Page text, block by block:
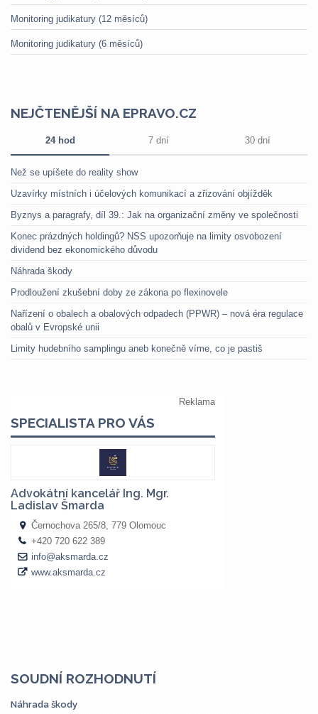
Monitoring judikatury (12 měsíců)
Monitoring judikatury (6 měsíců)
NEJČTENĚJŠÍ NA EPRAVO.CZ
24 hod 7 dní 30 dní
Než se upíšete do reality show
Uzavírky místních i účelových komunikací a zřizování objížděk
Byznys a paragrafy, díl 39.: Jak na organizační změny ve společnosti
Konec prázdných holdingů? NSS upozorňuje na limity osvobození
dividend bez ekonomického důvodu
Náhrada škody
Prodloužení zkušební doby ze zákona po flexinovele
Nařízení o obalech a obalových odpadech (PPWR) – nová éra regulace
obalů v Evropské unii
Limity hudebního samplingu aneb konečně víme, co je pastiš
SOUDNÍ ROZHODNUTÍ
Náhrada škody